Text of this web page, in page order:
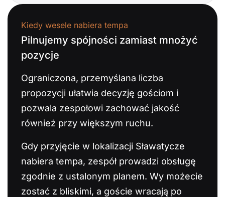
Kiedy wesele nabiera tempa
Pilnujemy spójności zamiast mnożyć
pozycje
Ograniczona, przemyślana liczba
propozycji ułatwia decyzję gościom i
pozwala zespołowi zachować jakość
również przy większym ruchu.
Gdy przyjęcie w lokalizacji Sławatycze
nabiera tempa, zespół prowadzi obsługę
zgodnie z ustalonym planem. Wy możecie
zostać z bliskimi, a goście wracają po